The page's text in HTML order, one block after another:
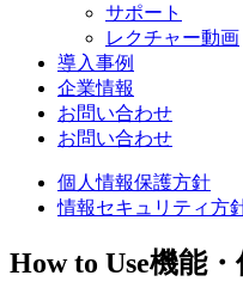
サポート
レクチャー動画
導入事例
企業情報
お問い合わせ
お問い合わせ
個人情報保護方針
情報セキュリティ方
How to Use機能